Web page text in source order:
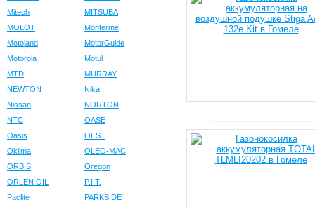
Mitech
MITSUBA
MOLOT
Monferme
Motoland
MotorGuide
Motorola
Motul
MTD
MURRAY
NEWTON
Nika
Nissan
NORTON
NTC
OASE
Oasis
OEST
Oklima
OLEO-MAC
ORBIS
Oregon
ORLEN OIL
P.I.T.
Paclite
PARKSIDE